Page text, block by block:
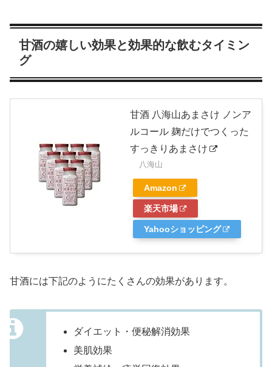
甘酒の嬉しい効果と効果的な飲むタイミン
グ
甘酒 八海山あまさけ ノンア
ルコール 麹だけでつくった
すっきりあまさけ
八海山
Amazon
楽天市場
Yahooショッピング
甘酒には下記のようにたくさんの効果があります。
ダイエット・便秘解消効果
美肌効果